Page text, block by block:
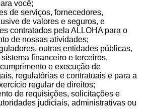
você;
de serviços, fornecedores,
de valores e seguros, e
contratados pela ALLOHA para o
de nossas atividades;
outras entidades públicas,
financeiro e terceiros,
e execução de
regulatórias e contratuais e para a
regular de direitos;
de requisições, solicitações e
judiciais, administrativas ou